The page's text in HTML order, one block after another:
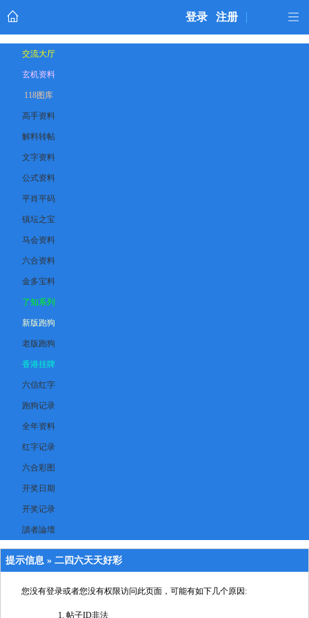
登录 注册
交流大厅
玄机资料
118图库
高手资料
解料转帖
文字资料
公式资料
平肖平码
镇坛之宝
马会资料
六合资料
金多宝料
了知系列
新版跑狗
老版跑狗
香港挂牌
六信红字
跑狗记录
全年资料
红字记录
六合彩图
开奖日期
开奖记录
讀者論壇
提示信息 » 二四六天天好彩
您没有登录或者您没有权限访问此页面，可能有如下几个原因:
帖子ID非法